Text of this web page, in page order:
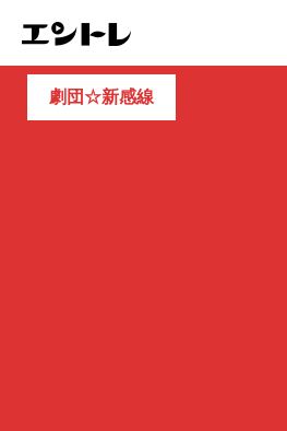
劇団☆新感線